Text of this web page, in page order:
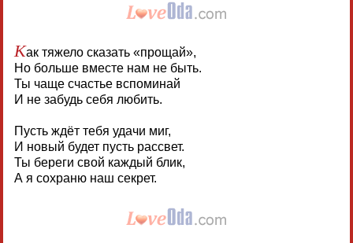
Как тяжело сказать «прощай»,
Но больше вместе нам не быть.
Ты чаще счастье вспоминай
И не забудь себя любить.
Пусть ждёт тебя удачи миг,
И новый будет пусть рассвет.
Ты береги свой каждый блик,
А я сохраню наш секрет.